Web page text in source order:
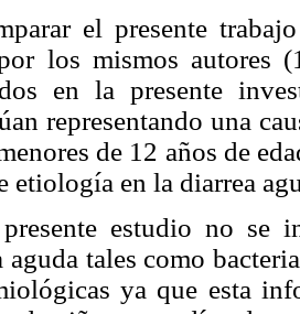
el presente
los mismos autores
en la presente
representando una
de 12 años de
etiología en la diarrea
estudio no se
aguda tales como
ya que esta